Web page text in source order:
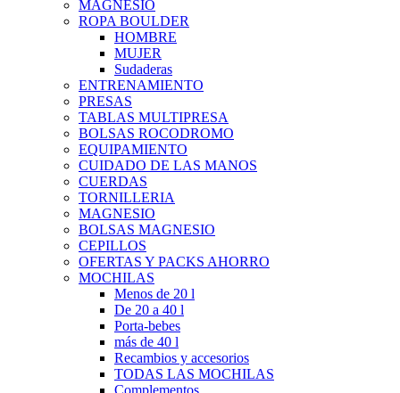
MAGNESIO
ROPA BOULDER
HOMBRE
MUJER
Sudaderas
ENTRENAMIENTO
PRESAS
TABLAS MULTIPRESA
BOLSAS ROCODROMO
EQUIPAMIENTO
CUIDADO DE LAS MANOS
CUERDAS
TORNILLERIA
MAGNESIO
BOLSAS MAGNESIO
CEPILLOS
OFERTAS Y PACKS AHORRO
MOCHILAS
Menos de 20 l
De 20 a 40 l
Porta-bebes
más de 40 l
Recambios y accesorios
TODAS LAS MOCHILAS
Complementos